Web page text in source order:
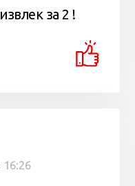
за 2 !
16:26